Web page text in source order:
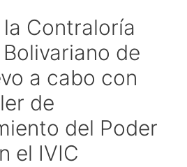
la Contraloría
de
a cabo con
de
del Poder
el IVIC